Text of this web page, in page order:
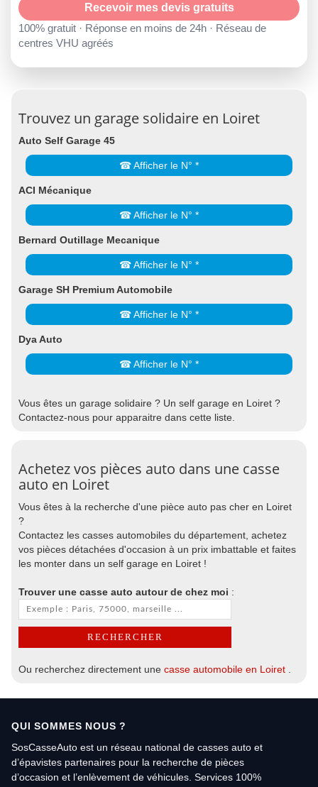
Recevoir mes devis gratuits
100% gratuit · Réponse en moins de 24h · Réseau de
centres VHU agréés
Trouvez un garage solidaire en Loiret
Auto Self Garage 45
☎ Afficher le N° *
ACI Mécanique
☎ Afficher le N° *
Bernard Outillage Mecanique
☎ Afficher le N° *
Garage SH Premium Automobile
☎ Afficher le N° *
Dya Auto
☎ Afficher le N° *
Vous êtes un garage solidaire ? Un self garage en Loiret ?
Contactez-nous pour apparaitre dans cette liste.
Achetez vos pièces auto dans une casse
auto en Loiret
Vous êtes à la recherche d'une pièce auto pas cher en Loiret
?
Contactez les casses automobiles du département, achetez
vos pièces détachées d'occasion à un prix imbattable et faites
les monter dans un self garage en Loiret !
Trouver une casse auto autour de chez moi :
Ou recherchez directement une casse automobile en Loiret
QUI SOMMES NOUS ?
SosCasseAuto est un réseau national de casses auto et
d’épavistes partenaires pour la recherche de pièces
d’occasion et l’enlèvement de véhicules. Services 100%